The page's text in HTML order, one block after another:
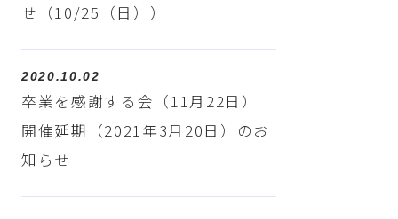
せ（10/25（日））
2020.10.02
卒業を感謝する会（11月22日）
開催延期（2021年3月20日）のお
知らせ